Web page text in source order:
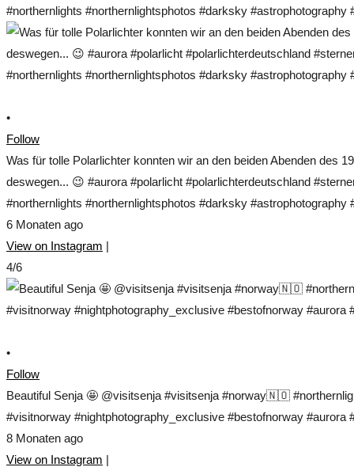
•
Follow
Was für tolle Polarlichter konnten wir an den beiden Abenden des
deswegen... 😉 #aurora #polarlicht #polarlichterdeutschland
#northernlights #northernlightsphotos #darksky
6 Monaten ago
View on Instagram |
4/6
•
Follow
Beautiful Senja 🤩 @visitsenja #visitsenja #norway🇳🇴
#visitnorway #nightphotography_exclusive #bestofnorway
8 Monaten ago
View on Instagram |